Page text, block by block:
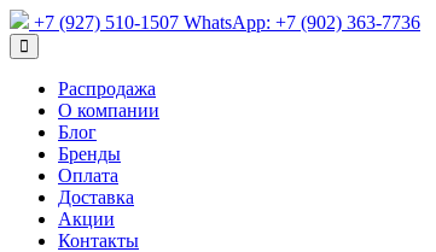
+7 (927) 510-1507 WhatsApp: +7 (902) 363-7736
Распродажа
О компании
Блог
Бренды
Оплата
Доставка
Акции
Контакты